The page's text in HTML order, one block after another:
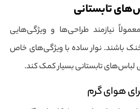
تابستانی
نیازمند طراحی‌ها و ویژگی‌هایی
باشند. نوار ساده با ویژگی‌های خاص
لباس‌های تابستانی بسیار کمک کند.
هوای گرم